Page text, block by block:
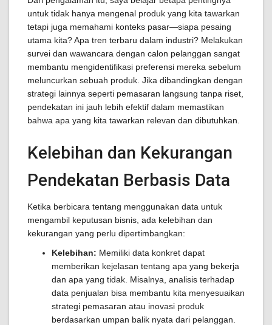
untuk tidak hanya mengenal produk yang kita tawarkan
tetapi juga memahami konteks pasar—siapa pesaing
utama kita? Apa tren terbaru dalam industri? Melakukan
survei dan wawancara dengan calon pelanggan sangat
membantu mengidentifikasi preferensi mereka sebelum
meluncurkan sebuah produk. Jika dibandingkan dengan
strategi lainnya seperti pemasaran langsung tanpa riset,
pendekatan ini jauh lebih efektif dalam memastikan
bahwa apa yang kita tawarkan relevan dan dibutuhkan.
Kelebihan dan Kekurangan
Pendekatan Berbasis Data
Ketika berbicara tentang menggunakan data untuk
mengambil keputusan bisnis, ada kelebihan dan
kekurangan yang perlu dipertimbangkan:
Kelebihan: Memiliki data konkret dapat
memberikan kejelasan tentang apa yang bekerja
dan apa yang tidak. Misalnya, analisis terhadap
data penjualan bisa membantu kita menyesuaikan
strategi pemasaran atau inovasi produk
berdasarkan umpan balik nyata dari pelanggan.